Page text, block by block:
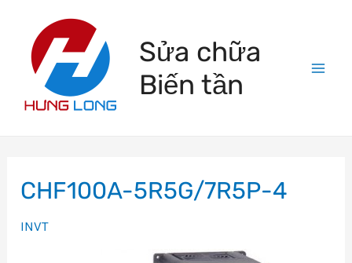
content
Sửa chữa
Biến tần
CHF100A-5R5G/7R5P-4
INVT